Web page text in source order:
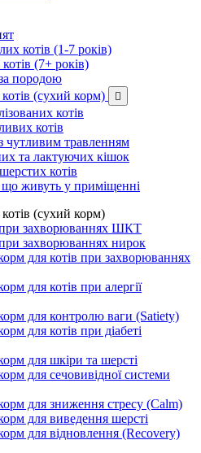
котів (1-7 років)
(7+ років)
породою
(сухий корм)

котів
котів
чутливим травленням
та лактуючих кішок
котів
живуть у приміщенні
(сухий корм)
захворюваннях ШКТ
захворюваннях нирок
для котів при захворюваннях
для котів при алергії
для контролю ваги (Satiety)
для котів при діабеті
для шкіри та шерсті
для сечовивідної системи
для зниження стресу (Calm)
для виведення шерсті
для відновлення (Recovery)